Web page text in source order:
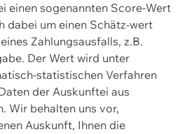
einen sogenannten Score-Wert
dabei um einen Schätz-wert
Zahlungsausfalls, z.B.
Der Wert wird unter
statistischen Verfahren
der Auskunftei aus
Wir behalten uns vor,
Auskunft, Ihnen die